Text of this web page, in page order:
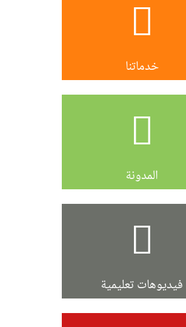
خدماتنا
المدونة
فيديوهات تعليمية